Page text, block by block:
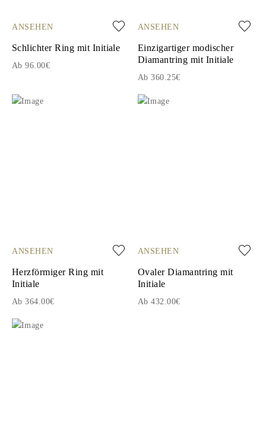
ANSEHEN
Schlichter Ring mit Initiale
Ab 96.00€
ANSEHEN
Einzigartiger modischer
Diamantring mit Initiale
Ab 360.25€
ANSEHEN
Herzförmiger Ring mit
Initiale
Ab 364.00€
ANSEHEN
Ovaler Diamantring mit
Initiale
Ab 432.00€